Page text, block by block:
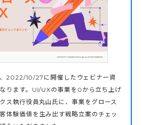
2022/10/27に開催したウェビナー資
ります。UI/UXの事業を0から立ち上げ
ス執行役員丸山氏に、事業をグロース
体験価値を生み出す戦略立案のチェッ